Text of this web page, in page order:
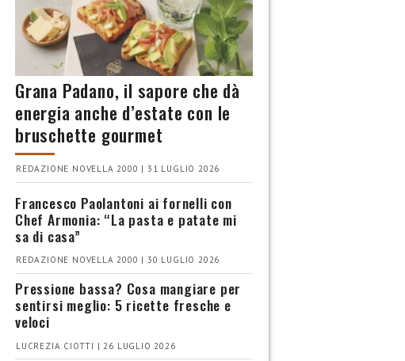
Grana Padano, il sapore che dà
energia anche d’estate con le
bruschette gourmet
REDAZIONE NOVELLA 2000 | 31 LUGLIO 2026
Francesco Paolantoni ai fornelli con
Chef Armonia: “La pasta e patate mi
sa di casa”
REDAZIONE NOVELLA 2000 | 30 LUGLIO 2026
Pressione bassa? Cosa mangiare per
sentirsi meglio: 5 ricette fresche e
veloci
LUCREZIA CIOTTI | 26 LUGLIO 2026